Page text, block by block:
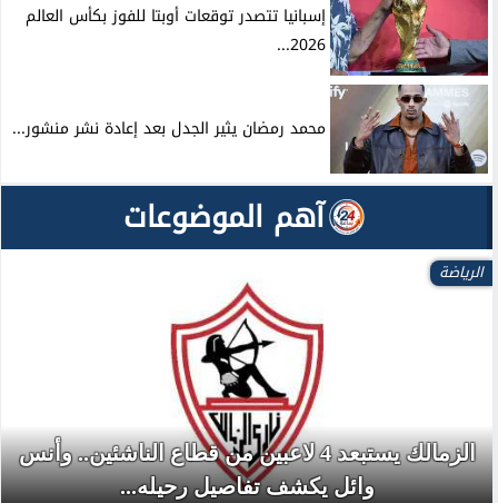
إسبانيا تتصدر توقعات أوبتا للفوز بكأس العالم
2026...
محمد رمضان يثير الجدل بعد إعادة نشر منشور...
آهم الموضوعات
الرياضة
الزمالك يستبعد 4 لاعبين من قطاع الناشئين.. وأنس
وائل يكشف تفاصيل رحيله...